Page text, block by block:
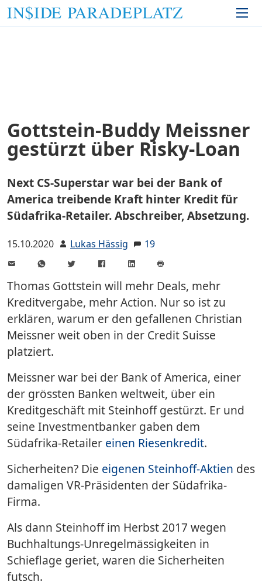
Gottstein-Buddy Meissner
gestürzt über Risky-Loan
Next CS-Superstar war bei der Bank of
America treibende Kraft hinter Kredit für
Südafrika-Retailer. Abschreiber, Absetzung.
15.10.2020 Lukas Hässig
19
WhatsAppTwitter FacebookLinkedIn
drucken
Thomas Gottstein will mehr Deals, mehr
Kreditvergabe, mehr Action. Nur so ist zu
erklären, warum er den gefallenen Christian
Meissner weit oben in der Credit Suisse
platziert.
Meissner war bei der Bank of America, einer
der grössten Banken weltweit, über ein
Kreditgeschäft mit Steinhoff gestürzt. Er und
seine Investmentbanker gaben dem
Südafrika-Retailer einen Riesenkredit.
Sicherheiten? Die eigenen Steinhoff-Aktien des
damaligen VR-Präsidenten der Südafrika-
Firma.
Als dann Steinhoff im Herbst 2017 wegen
Buchhaltungs-Unregelmässigkeiten in
Schieflage geriet, waren die Sicherheiten
futsch.